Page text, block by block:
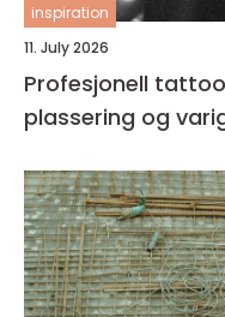
inspiration
11. July 2026
Profesjonell
plassering og